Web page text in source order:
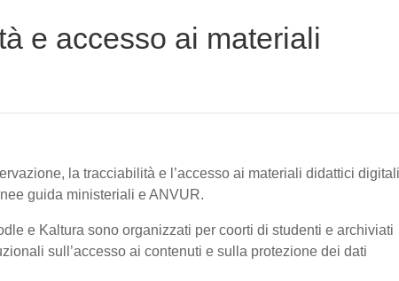
e accesso ai materiali
la tracciabilità e l’accesso ai materiali didattici digitali
guida ministeriali e ANVUR.
e Kaltura sono organizzati per coorti di studenti e archiviati
sull’accesso ai contenuti e sulla protezione dei dati